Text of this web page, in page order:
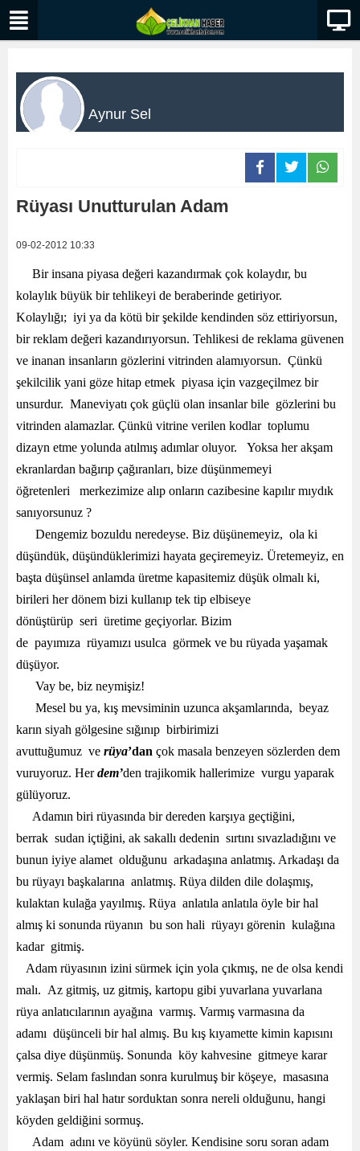
Aynur Sel
Rüyası Unutturulan Adam
09-02-2012 10:33
Bir insana piyasa değeri kazandırmak çok kolaydır, bu
kolaylık büyük bir tehlikeyi de beraberinde getiriyor.
Kolaylığı; iyi ya da kötü bir şekilde kendinden söz ettiriyorsun,
bir reklam değeri kazandırıyorsun. Tehlikesi de reklama güvenen
ve inanan insanların gözlerini vitrinden alamıyorsun. Çünkü
şekilcilik yani göze hitap etmek piyasa için vazgeçilmez bir
unsurdur. Maneviyatı çok güçlü olan insanlar bile gözlerini bu
vitrinden alamazlar. Çünkü vitrine verilen kodlar toplumu
dizayn etme yolunda atılmış adımlar oluyor. Yoksa her akşam
ekranlardan bağırıp çağıranları, bize düşünmemeyi
öğretenleri merkezimize alıp onların cazibesine kapılır mıydık
sanıyorsunuz ?
Dengemiz bozuldu neredeyse. Biz düşünemeyiz, ola ki
düşündük, düşündüklerimizi hayata geçiremeyiz. Üretemeyiz, en
başta düşünsel anlamda üretme kapasitemiz düşük olmalı ki,
birileri her dönem bizi kullanıp tek tip elbiseye
dönüştürüp seri üretime geçiyorlar. Bizim
de payımıza rüyamızı usulca görmek ve bu rüyada yaşamak
düşüyor.
Vay be, biz neymişiz!
Mesel bu ya, kış mevsiminin uzunca akşamlarında, beyaz
karın siyah gölgesine sığınıp birbirimizi
avuttuğumuz ve rüya’dan çok masala benzeyen sözlerden dem
vuruyoruz. Herdem’den trajikomik hallerimize vurgu yaparak
gülüyoruz.
Adamın biri rüyasında bir dereden karşıya geçtiğini,
berrak sudan içtiğini, ak sakallı dedenin sırtını sıvazladığını ve
bunun iyiye alamet olduğunu arkadaşına anlatmış. Arkadaşı da
bu rüyayı başkalarına anlatmış. Rüya dilden dile dolaşmış,
kulaktan kulağa yayılmış. Rüya anlatıla anlatıla öyle bir hal
almış ki sonunda rüyanın bu son hali rüyayı görenin kulağına
kadar gitmiş.
Adam rüyasının izini sürmek için yola çıkmış, ne de olsa kendi
malı. Az gitmiş, uz gitmiş, kartopu gibi yuvarlana yuvarlana
rüya anlatıcılarının ayağına varmış. Varmış varmasına da
adamı düşünceli bir hal almış. Bu kış kıyamette kimin kapısını
çalsa diye düşünmüş. Sonunda köy kahvesine gitmeye karar
vermiş. Selam faslından sonra kurulmuş bir köşeye, masasına
yaklaşan biri hal hatır sorduktan sonra nereli olduğunu, hangi
köyden geldiğini sormuş.
Adam adını ve köyünü söyler. Kendisine soru soran adam